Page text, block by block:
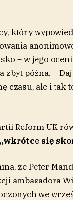
który
– w jego
zbyt późna. –
czasu, ale i tak
Reform UK
się
że Peter
ambasadora
we